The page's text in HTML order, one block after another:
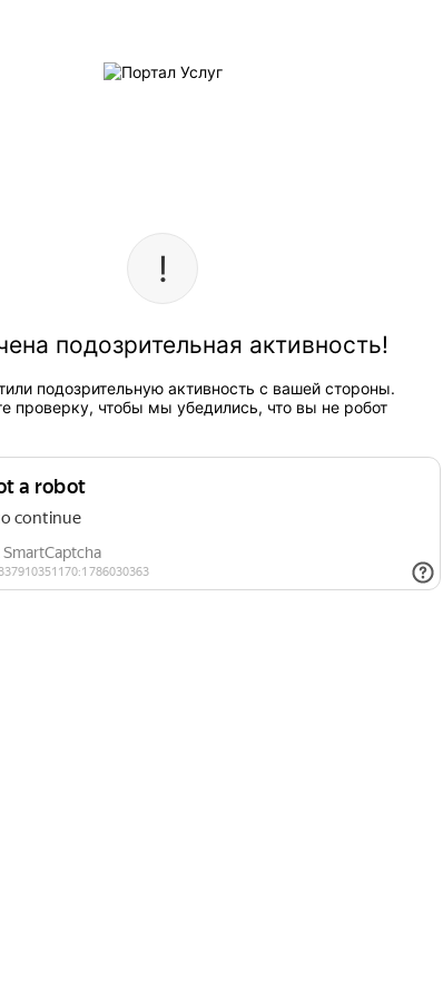
подозрительная активность!
подозрительную активность с вашей стороны.
проверку, чтобы мы убедились, что вы не робот